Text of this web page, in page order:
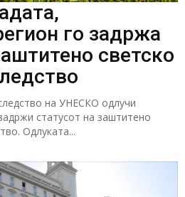
го задржа
светско
на УНЕСКО одлучи
статусот на заштитено
Одлуката...